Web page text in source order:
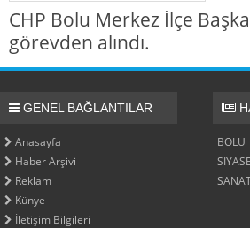
CHP Bolu Merkez İlçe
görevden alındı.
GENEL BAĞLANTILAR
Anasayfa
Haber Arşivi
Reklam
Künye
İletişim Bilgileri
BOLU